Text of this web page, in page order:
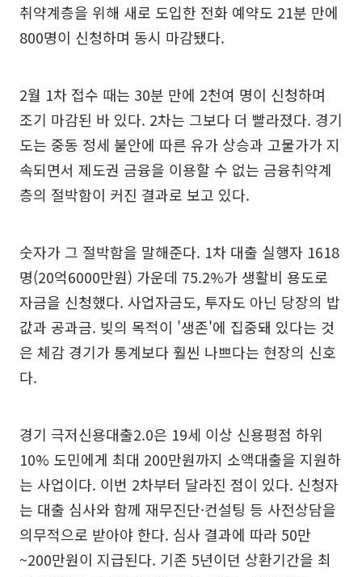
취약계층을 위해 새로 도입한 전화 예약도 21분 만에
800명이 신청하며 동시 마감됐다.
2월 1차 접수 때는 30분 만에 2천여 명이 신청하며
조기 마감된 바 있다. 2차는 그보다 더 빨라졌다. 경기
도는 중동 정세 불안에 따른 유가 상승과 고물가가 지
속되면서 제도권 금융을 이용할 수 없는 금융취약계
층의 절박함이 커진 결과로 보고 있다.
숫자가 그 절박함을 말해준다. 1차 대출 실행자 1618
명(20억6000만원) 가운데 75.2%가 생활비 용도로
자금을 신청했다. 사업자금도, 투자도 아닌 당장의 밥
값과 공과금. 빚의 목적이 '생존'에 집중돼 있다는 것
은 체감 경기가 통계보다 훨씬 나쁘다는 현장의 신호
다.
경기 극저신용대출2.0은 19세 이상 신용평점 하위
10% 도민에게 최대 200만원까지 소액대출을 지원하
는 사업이다. 이번 2차부터 달라진 점이 있다. 신청자
는 대출 심사와 함께 재무진단·컨설팅 등 사전상담을
의무적으로 받아야 한다. 심사 결과에 따라 50만
~200만원이 지급된다. 기존 5년이던 상환기간을 최